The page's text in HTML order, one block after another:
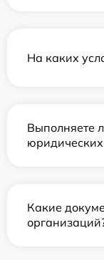
На каких
Выполняете
Какие